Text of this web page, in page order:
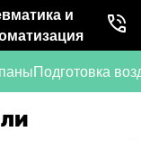
и
Подготовка